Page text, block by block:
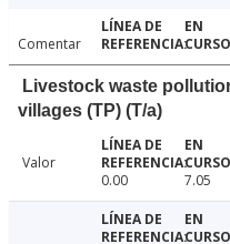
Comentar
Livestock waste
villages (TP) (T/a)
Valor
0.00
7.05